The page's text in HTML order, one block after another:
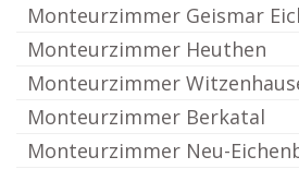
Monteurzimmer Geismar
Monteurzimmer Heuthen
Monteurzimmer
Monteurzimmer Berkatal
Monteurzimmer Neu-